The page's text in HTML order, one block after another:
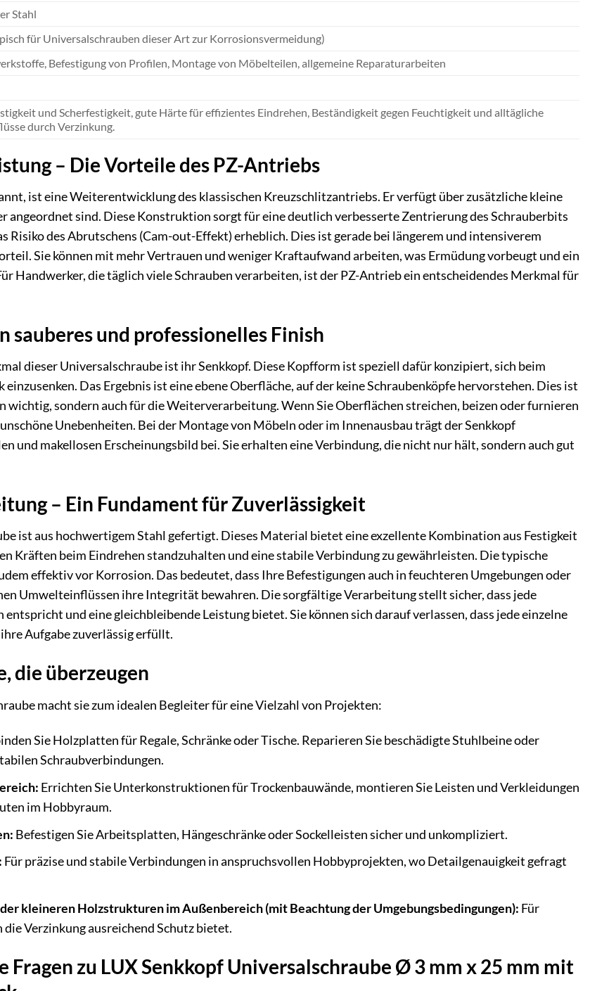
Stahl
für Universalschrauben dieser Art zur Korrosionsvermeidung)
Befestigung von Profilen, Montage von Möbelteilen, allgemeine Reparaturarbeiten
und Scherfestigkeit, gute Härte für effizientes Eindrehen, Beständigkeit gegen Feuchtigkeit und alltägliche
durch Verzinkung.
– Die Vorteile des PZ-Antriebs
ist eine Weiterentwicklung des klassischen Kreuzschlitzantriebs. Er verfügt über zusätzliche kleine
angeordnet sind. Diese Konstruktion sorgt für eine deutlich verbesserte Zentrierung des Schrauberbits
Risiko des Abrutschens (Cam-out-Effekt) erheblich. Dies ist gerade bei längerem und intensiverem
Sie können mit mehr Vertrauen und weniger Kraftaufwand arbeiten, was Ermüdung vorbeugt und ein
Handwerker, die täglich viele Schrauben verarbeiten, ist der PZ-Antrieb ein entscheidendes Merkmal für
sauberes und professionelles Finish
dieser Universalschraube ist ihr Senkkopf. Diese Kopfform ist speziell dafür konzipiert, sich beim
Das Ergebnis ist eine ebene Oberfläche, auf der keine Schraubenköpfe hervorstehen. Dies ist
wichtig, sondern auch für die Weiterverarbeitung. Wenn Sie Oberflächen streichen, beizen oder furnieren
Unebenheiten. Bei der Montage von Möbeln oder im Innenausbau trägt der Senkkopf
und makellosen Erscheinungsbild bei. Sie erhalten eine Verbindung, die nicht nur hält, sondern auch gut
– Ein Fundament für Zuverlässigkeit
ist aus hochwertigem Stahl gefertigt. Dieses Material bietet eine exzellente Kombination aus Festigkeit
Kräften beim Eindrehen standzuhalten und eine stabile Verbindung zu gewährleisten. Die typische
effektiv vor Korrosion. Das bedeutet, dass Ihre Befestigungen auch in feuchteren Umgebungen oder
Umwelteinflüssen ihre Integrität bewahren. Die sorgfältige Verarbeitung stellt sicher, dass jede
und eine gleichbleibende Leistung bietet. Sie können sich darauf verlassen, dass jede einzelne
Aufgabe zuverlässig erfüllt.
die überzeugen
macht sie zum idealen Begleiter für eine Vielzahl von Projekten:
Sie Holzplatten für Regale, Schränke oder Tische. Reparieren Sie beschädigte Stuhlbeine oder
Schraubverbindungen.
Errichten Sie Unterkonstruktionen für Trockenbauwände, montieren Sie Leisten und Verkleidungen
im Hobbyraum.
Befestigen Sie Arbeitsplatten, Hängeschränke oder Sockelleisten sicher und unkompliziert.
Für präzise und stabile Verbindungen in anspruchsvollen Hobbyprojekten, wo Detailgenauigkeit gefragt
kleineren Holzstrukturen im Außenbereich (mit Beachtung der Umgebungsbedingungen): Für
Verzinkung ausreichend Schutz bietet.
Fragen zu LUX Senkkopf Universalschraube Ø 3 mm x 25 mm mit